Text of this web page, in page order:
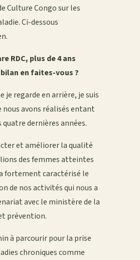
Culture Congo sur les
Ci-dessous
RDC, plus de 4 ans
en faites-vous ?
je regarde en arrière, je suis
nous avons réalisés entant
dernières années.
et améliorer la qualité
des femmes atteintes
fortement caractérisé le
de nos activités qui nous a
avec le ministère de la
prévention.
à parcourir pour la prise
chroniques comme